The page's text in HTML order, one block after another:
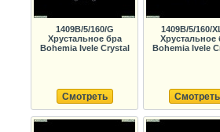
1409B/5/160/G
Хрустальное бра
Bohemia Ivele Crystal
Смотреть
1409B/5/160/
Хрустальное
Bohemia Ivele
Смотреть